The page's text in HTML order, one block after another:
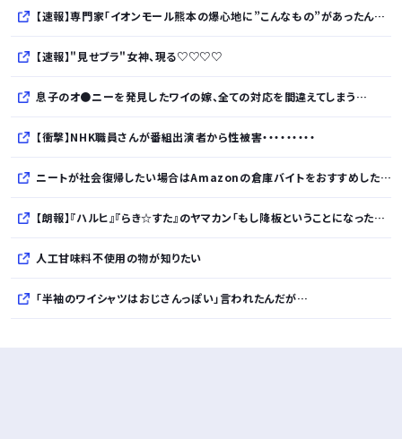
【速報】専門家「イオンモール熊本の爆心地に”こんなもの”があったんだけど…」
【速報】"見せブラ"女神、現る♡♡♡♡
息子のオ●ニーを発見したワイの嫁、全ての対応を間違えてしまう…
【衝撃】NHK職員さんが番組出演者から性被害・・・・・・・・・
ニートが社会復帰したい場合はAmazonの倉庫バイトをおすすめしたい…面接なし、職場は綺麗、ドリンクバー無料→賛否両論、場所によって全然違う「コンビニ...
【朗報】『ハルヒ』『らき☆すた』のヤマカン「もし降板ということになったら、俺が『みいちゃんと山田さん』のアニメ監督やります」
人工甘味料不使用の物が知りたい
「半袖のワイシャツはおじさんっぽい」言われたんだが…